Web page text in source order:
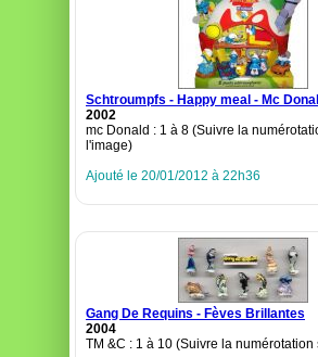
Schtroumpfs - Happy meal - Mc
2002
mc Donald : 1 à 8 (Suivre la
l'image)
Ajouté le 20/01/2012 à 22h36
Gang De Requins - Fèves Brillantes
2004
TM &C : 1 à 10 (Suivre la numérotation